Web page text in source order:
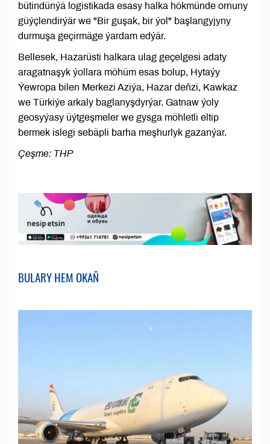
bütindünýä logistikada esasy halka hökmünde ornuny
güýçlendirýär we "Bir guşak, bir ýol" başlangyjyny
durmuşa geçirmäge ýardam edýär.
Bellesek, Hazarüsti halkara ulag geçelgesi adaty
aragatnaşyk ýollara möhüm esas bolup, Hytaýy
Ýewropa bilen Merkezi Aziýa, Hazar deňzi, Kawkaz
we Türkiýe arkaly baglanyşdyrýar. Gatnaw ýoly
geosyýasy üýtgeşmeler we gysga möhletli eltip
bermek islegi sebäpli barha meşhurlyk gazanýar.
Çeşme: THP
BULARY HEM OKAŇ